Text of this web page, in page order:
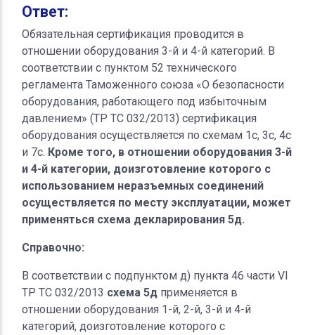
Ответ:
Обязательная сертификация проводится в
отношении оборудования 3-й и 4-й категорий. В
соответствии с пунктом 52 технического
регламента Таможенного союза «О безопасности
оборудования, работающего под избыточным
давлением» (ТР ТС 032/2013) сертификация
оборудования осуществляется по схемам 1с, 3с, 4с
и 7с. Кроме того, в отношении оборудования 3-й
и 4-й категории, доизготовление которого с
использованием неразъемных соединений
осуществляется по месту эксплуатации, может
применяться схема декларирования 5д.
Справочно:
В соответствии с подпунктом д) пункта 46 части VI
ТР ТС 032/2013 схема 5д применяется в
отношении оборудования 1-й, 2-й, 3-й и 4-й
категорий, доизготовление которого с